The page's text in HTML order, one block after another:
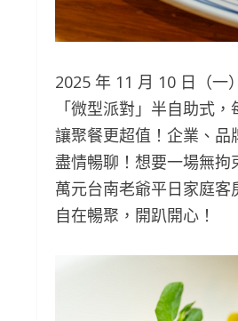
2025 年 11 月 10 日（一
「微型派對」半自助式
讓聚餐更超值！企業、
盡情暢聊！想要一場無
萬元台南老爺平日家庭
自在暢聚，開趴開心！